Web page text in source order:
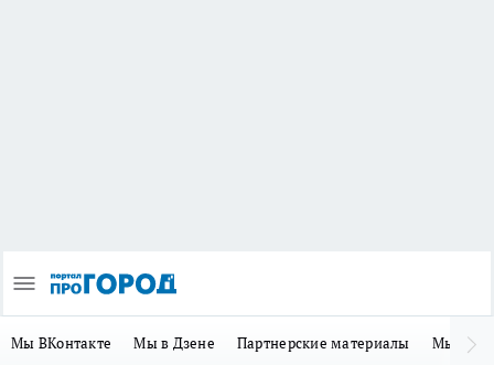
Мы ВКонтакте Мы в Дзене Партнерские материалы Мы в